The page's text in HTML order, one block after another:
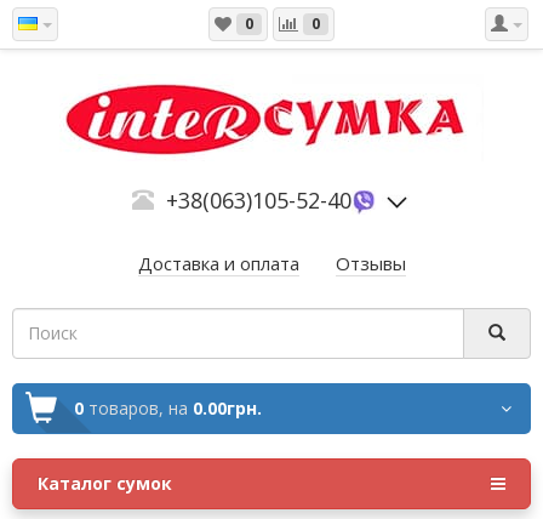
0 0
+38(063)105-52-40
Доставка и оплата Отзывы
0 товаров, на 0.00грн.
Каталог сумок